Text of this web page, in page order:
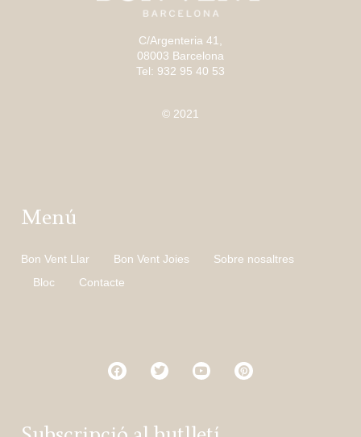
C/Argenteria 41,
08003 Barcelona
Tel: 932 95 40 53
© 2021
Menú
Bon Vent Llar Bon Vent Joies
Sobre nosaltres
Bloc
Contacte